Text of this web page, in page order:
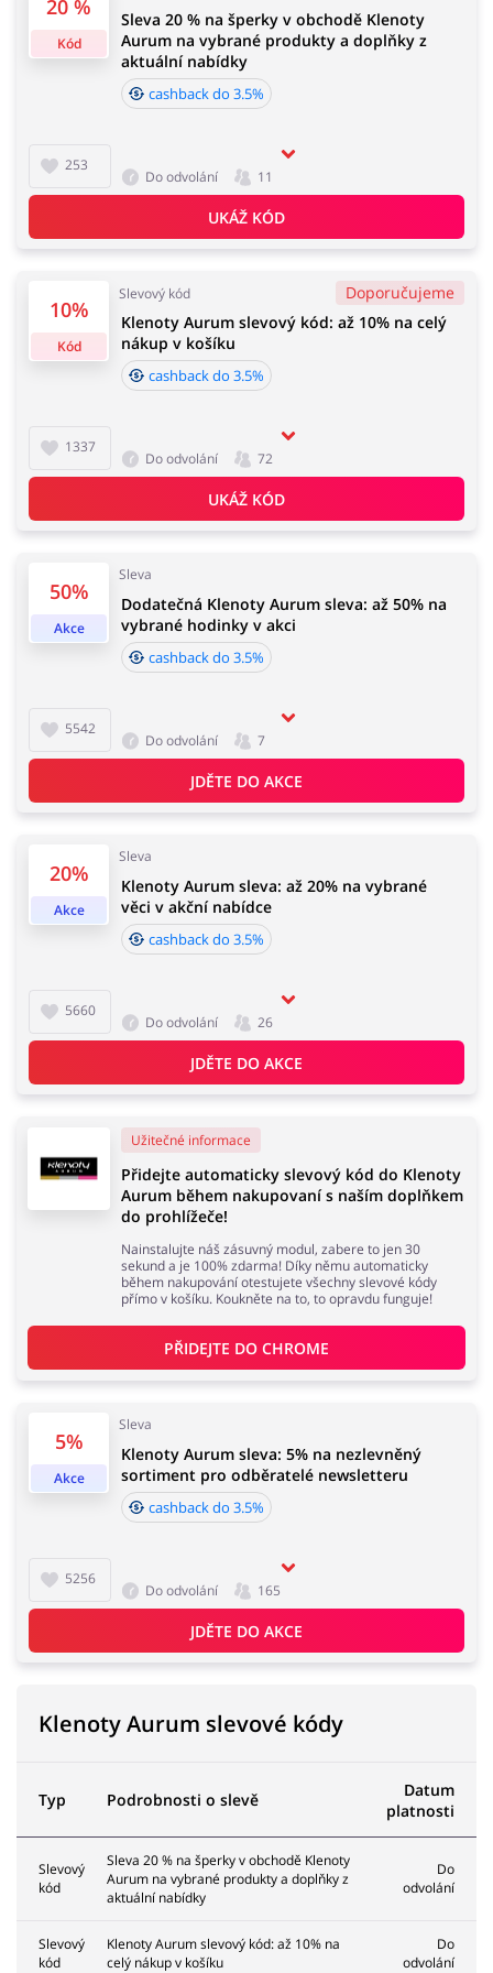
Knihy, filmy, hry a hudba
Počítače foto a elektronika
Auto Oblečení, obuv a doplňky
Dárky a gadgety
Služby
hodin od data podání objednávky. Nevztahuje se na
náklady na doručení a může být započítán z čisté
částky zakázky. Doporučujeme používání doplňku do
prohlížeče buykers.cz. Pamatujte, aby před nákupem
vypnout AdBlock a nepoužívat jiné stránky a rozšíření
Doba akceptace cashbacku:
Průměrná doba akceptace Cashback w Klenoty Aurum
je od 60 do 90 dní.
20 %
Kód
253
Sleva 20 % na šperky v obchodě Klenoty
Aurum na vybrané produkty a doplňky z
aktuální nabídky
cashback do 3.5%
Do odvolání 11
UKÁŽ KÓD
10%
Kód
Slevový kód Doporučujeme
1337
Klenoty Aurum slevový kód: až 10% na celý
nákup v košíku
cashback do 3.5%
Do odvolání 72
UKÁŽ KÓD
50%
Akce
Sleva
5542
Dodatečná Klenoty Aurum sleva: až 50% na
vybrané hodinky v akci
cashback do 3.5%
Do odvolání 7
JDĚTE DO AKCE
20%
Akce
Sleva
5660
Klenoty Aurum sleva: až 20% na vybrané
věci v akční nabídce
cashback do 3.5%
Do odvolání 26
JDĚTE DO AKCE
5%
Akce
Sleva
5256
Klenoty Aurum sleva: 5% na nezlevněný
sortiment pro odběratelé newsletteru
cashback do 3.5%
Do odvolání 165
JDĚTE DO AKCE
Užitečné informace
Přidejte automaticky slevový kód do Klenoty
Aurum během nakupovaní s naším doplňkem
do prohlížeče!
Nainstalujte náš zásuvný modul, zabere to jen 30
sekund a je 100% zdarma! Díky němu automaticky
během nakupování otestujete všechny slevové kódy
přímo v košíku. Koukněte na to, to opravdu funguje!
PŘIDEJTE DO CHROME
Klenoty Aurum slevové kódy
Typ Podrobnosti o slevě
Datum
platnosti
Slevový
kód
Sleva 20 % na šperky v obchodě Klenoty
Aurum na vybrané produkty a doplňky z
aktuální nabídky
Do
odvolání
Slevový
kód
Klenoty Aurum slevový kód: až 10% na
celý nákup v košíku
Do
odvolání